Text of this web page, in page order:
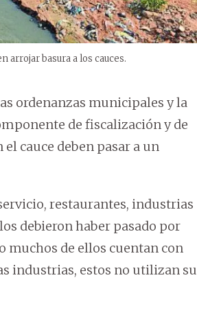
arrojar basura a los cauces.
ordenanzas municipales y la
de fiscalización y de
cauce deben pasar a un
restaurantes, industrias
debieron haber pasado por
muchos de ellos cuentan con
industrias, estos no utilizan su